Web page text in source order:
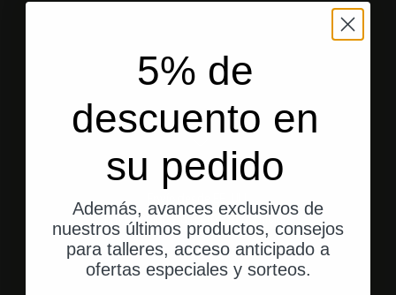
Envío desde EE. UU.
Envío rápido y directo a tu domicilio.
5% de
descuento en
su pedido
Además, avances exclusivos de
nuestros últimos productos, consejos
para talleres, acceso anticipado a
ofertas especiales y sorteos.